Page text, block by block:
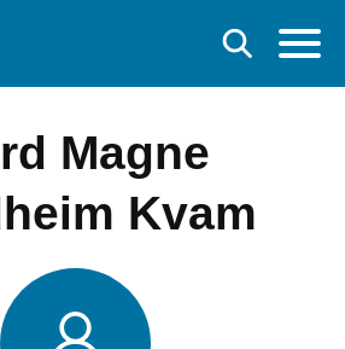
Magne
Kvam